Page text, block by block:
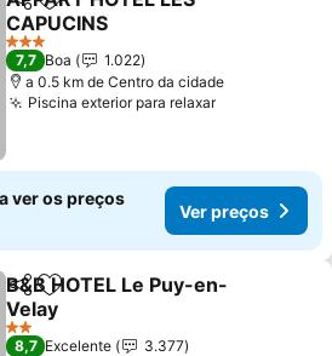
PartilharAdicionar aos favoritos
CAPUCINS
3 Estrelas
7,7 Boa
1.022
a 0.5 km de Centro da cidade
Piscina exterior para relaxar
ver os preços
Ver preços
PartilharAdicionar aos favoritos
B&B HOTEL Le Puy-en-
Velay
2 Estrelas
8,7 Excelente
3.377